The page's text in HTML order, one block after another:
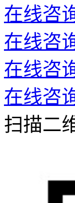
在线咨
在线咨
在线咨
在线咨
扫描二